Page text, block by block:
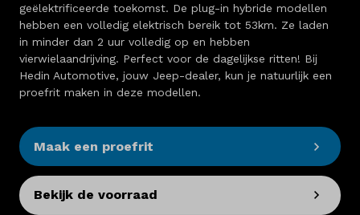
geëlektrificeerde toekomst. De plug-in hybride modellen
hebben een volledig elektrisch bereik tot 53km. Ze laden
in minder dan 2 uur volledig op en hebben
vierwielaandrijving. Perfect voor de dagelijkse ritten! Bij
Hedin Automotive, jouw Jeep-dealer, kun je natuurlijk een
proefrit maken in deze modellen.
Maak een proefrit
Bekijk de voorraad